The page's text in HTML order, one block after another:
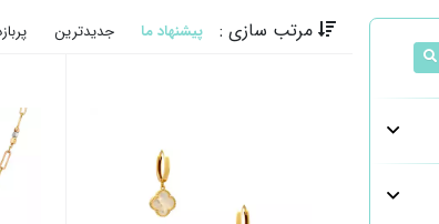
مرتب سازی : پیشنهاد ما جدیدترین